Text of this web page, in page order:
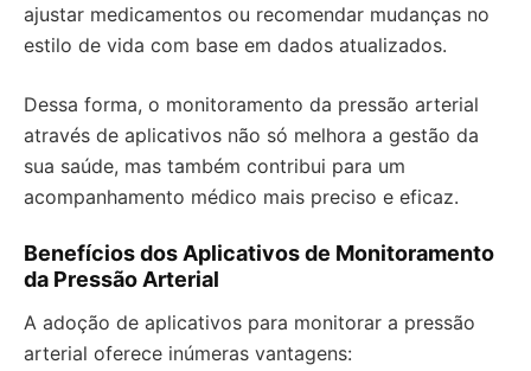
ajustar medicamentos ou recomendar mudanças no
estilo de vida com base em dados atualizados.
Dessa forma, o monitoramento da pressão arterial
através de aplicativos não só melhora a gestão da
sua saúde, mas também contribui para um
acompanhamento médico mais preciso e eficaz.
Benefícios dos Aplicativos de Monitoramento
da Pressão Arterial
A adoção de aplicativos para monitorar a pressão
arterial oferece inúmeras vantagens: